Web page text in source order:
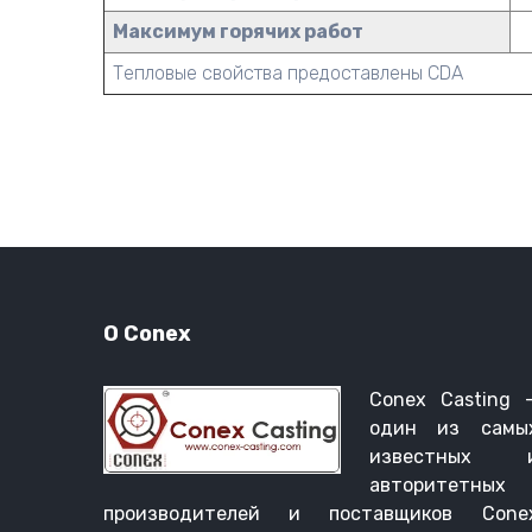
Тепловые свойства предоставлены CDA
Максимум горячих работ
О Conex
Conex Casting
один из
известных
авторитетных
производителей и поставщиков